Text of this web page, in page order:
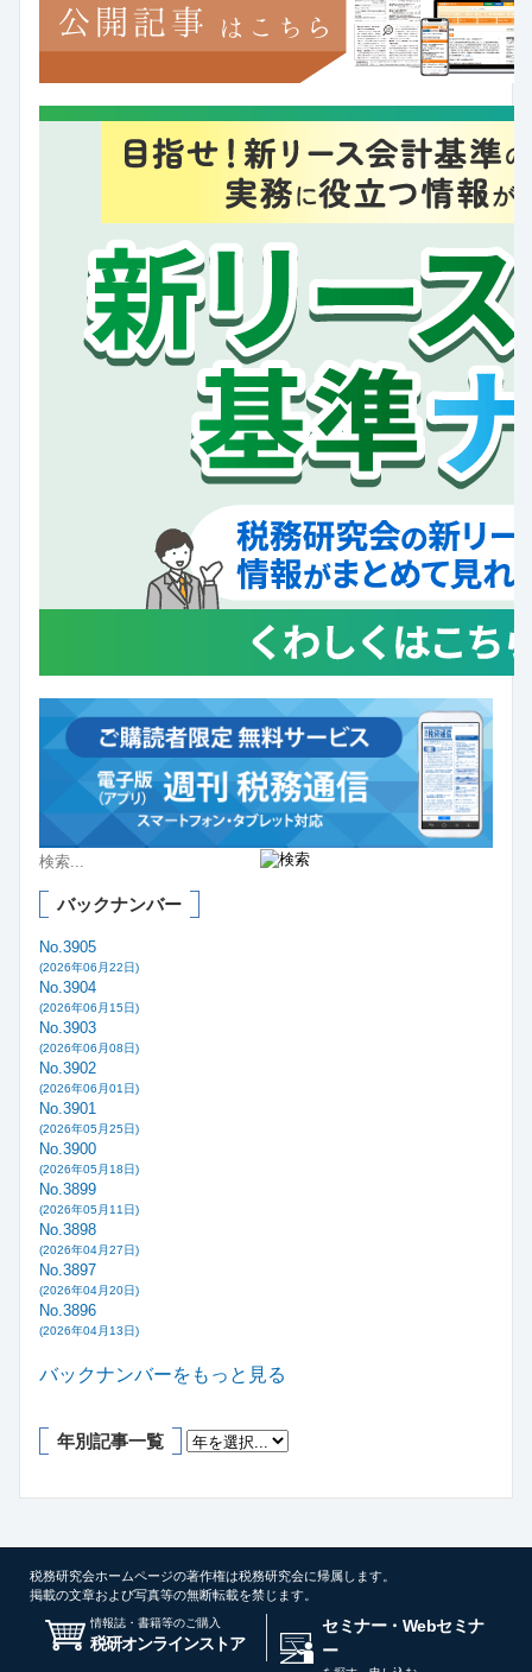
バックナンバー
No.3905
(2026年06月22日)
No.3904
(2026年06月15日)
No.3903
(2026年06月08日)
No.3902
(2026年06月01日)
No.3901
(2026年05月25日)
No.3900
(2026年05月18日)
No.3899
(2026年05月11日)
No.3898
(2026年04月27日)
No.3897
(2026年04月20日)
No.3896
(2026年04月13日)
バックナンバーをもっと見る
年別記事一覧
税務研究会ホームページの著作権は税務研究会に帰属します。
掲載の文章および写真等の無断転載を禁じます。
情報誌・書籍等のご購入
税研オンラインストア
セミナー・Webセミナ
ー